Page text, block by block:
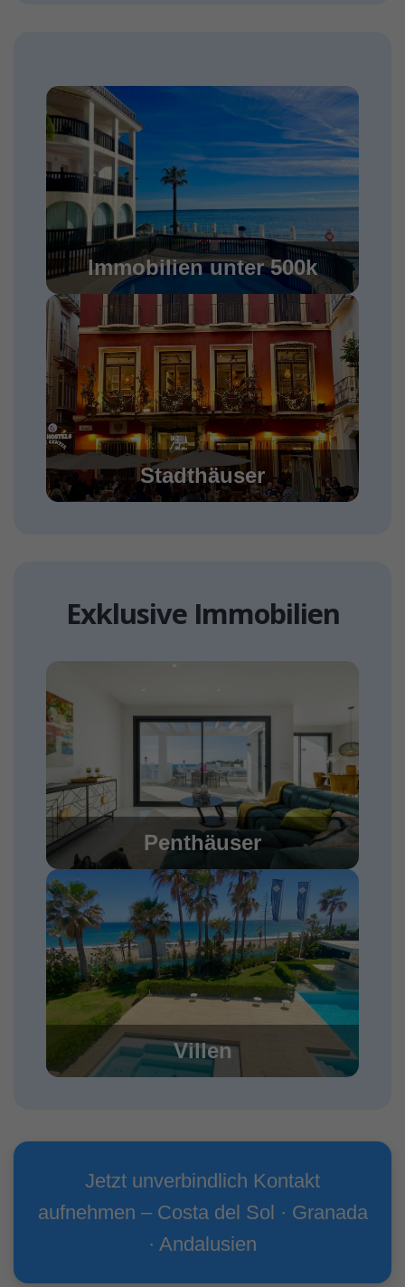
Immobilien unter 500k
Stadthäuser
Exklusive Immobilien
Penthäuser
Villen
Jetzt unverbindlich Kontakt
aufnehmen – Costa del Sol · Granada
· Andalusien